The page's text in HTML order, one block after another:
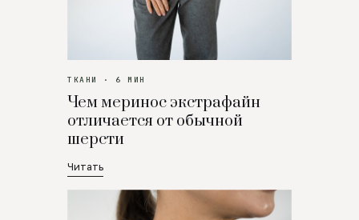
ТКАНИ · 6 МИН
Чем меринос экстрафайн
отличается от обычной
шерсти
Читать